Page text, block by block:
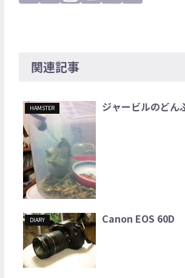
関連記事
HAMSTER ジャービルのどん
DIARY Canon EOS 60D